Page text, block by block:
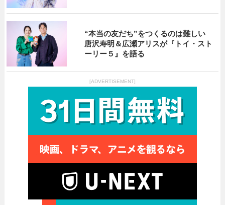
“本当の友だち”をつくるのは難しい
唐沢寿明＆広瀬アリスが『トイ・スト
ーリー５』を語る
[ADVERTISEMENT]